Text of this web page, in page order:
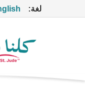
لغة: